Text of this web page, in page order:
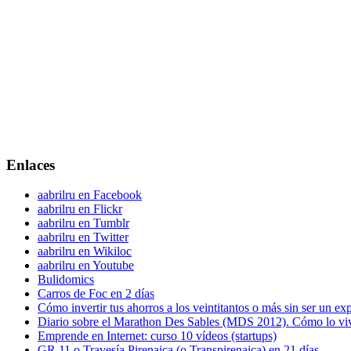
Enlaces
aabrilru en Facebook
aabrilru en Flickr
aabrilru en Tumblr
aabrilru en Twitter
aabrilru en Wikiloc
aabrilru en Youtube
Bulidomics
Carros de Foc en 2 días
Cómo invertir tus ahorros a los veintitantos o más sin ser un
Diario sobre el Marathon Des Sables (MDS 2012). Cómo lo
Emprende en Internet: curso 10 vídeos (startups)